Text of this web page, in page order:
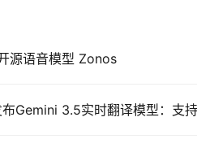
源语音模型 Zonos
Gemini 3.5实时翻译模型：支